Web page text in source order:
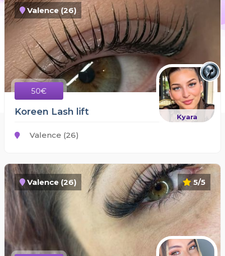
Valence (26)
50€
Kyara
Koreen Lash lift
Valence (26)
5/5
Valence (26)